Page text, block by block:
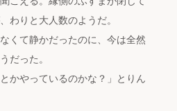
わりと大人数のようだ。
くて静かだったのに、今は全然
だった。
かやっているのかな？」とりん